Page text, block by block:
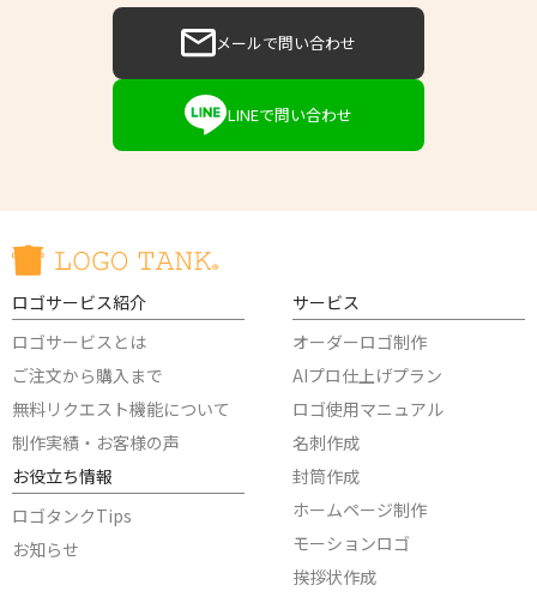
メールで問い合わせ
LINEで問い合わせ
ロゴサービス紹介
ロゴサービスとは
ご注文から購入まで
無料リクエスト機能について
制作実績・お客様の声
お役立ち情報
ロゴタンクTips
お知らせ
サービス
オーダーロゴ制作
AIプロ仕上げプラン
ロゴ使用マニュアル
名刺作成
封筒作成
ホームページ制作
モーションロゴ
挨拶状作成